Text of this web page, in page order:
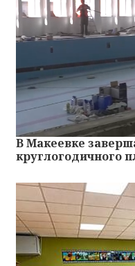
В Макеевке
круглогодичного